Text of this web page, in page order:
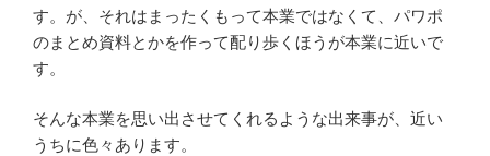
す。が、それはまったくもって本業ではなくて、パワポ
のまとめ資料とかを作って配り歩くほうが本業に近いで
す。
そんな本業を思い出させてくれるような出来事が、近い
うちに色々あります。